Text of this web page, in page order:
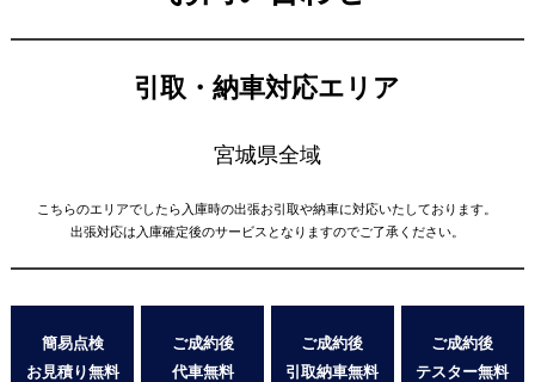
引取・納車対応エリア
宮城県全域
こちらのエリアでしたら入庫時の出張お引取や納車に対応いたしております。
出張対応は入庫確定後のサービスとなりますのでご了承ください。
簡易点検
お見積り無料
ご成約後
代車無料
ご成約後
引取納車無料
ご成約後
テスター無料